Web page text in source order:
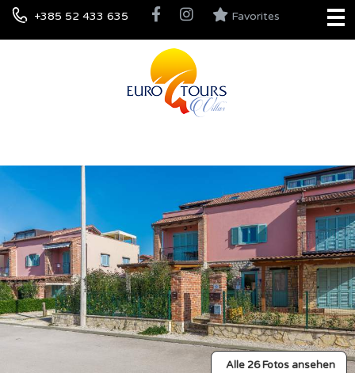
+385 52 433 635 Favorites
Alle 26 Fotos ansehen